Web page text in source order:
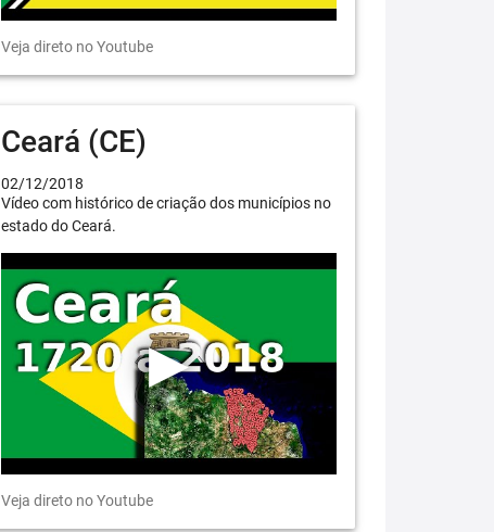
Veja direto no Youtube
Ceará (CE)
02/12/2018
Vídeo com histórico de criação dos municípios no
estado do Ceará.
Veja direto no Youtube